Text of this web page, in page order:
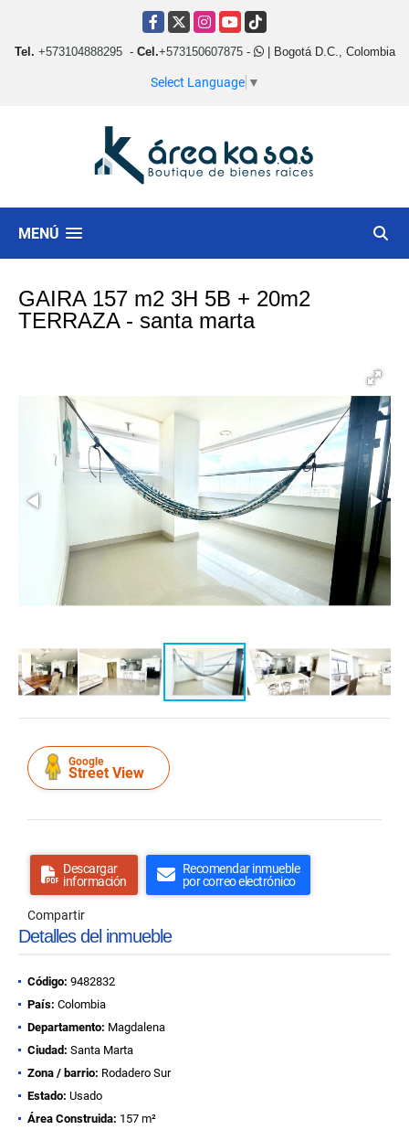
Facebook
X Instagram
YouTubeTikTok
Tel. +573104888295- Cel.+573150607875- | Bogotá D.C., Colombia
Select Language ▼
MENÚ
GAIRA 157 m2 3H 5B + 20m2
TERRAZA - santa marta
Google
Street View
Descargar
información
Recomendar inmueble
por correo electrónico
Compartir
Detalles del inmueble
Código: 9482832
País: Colombia
Departamento: Magdalena
Ciudad: Santa Marta
Zona / barrio: Rodadero Sur
Estado: Usado
Área Construida: 157 m²